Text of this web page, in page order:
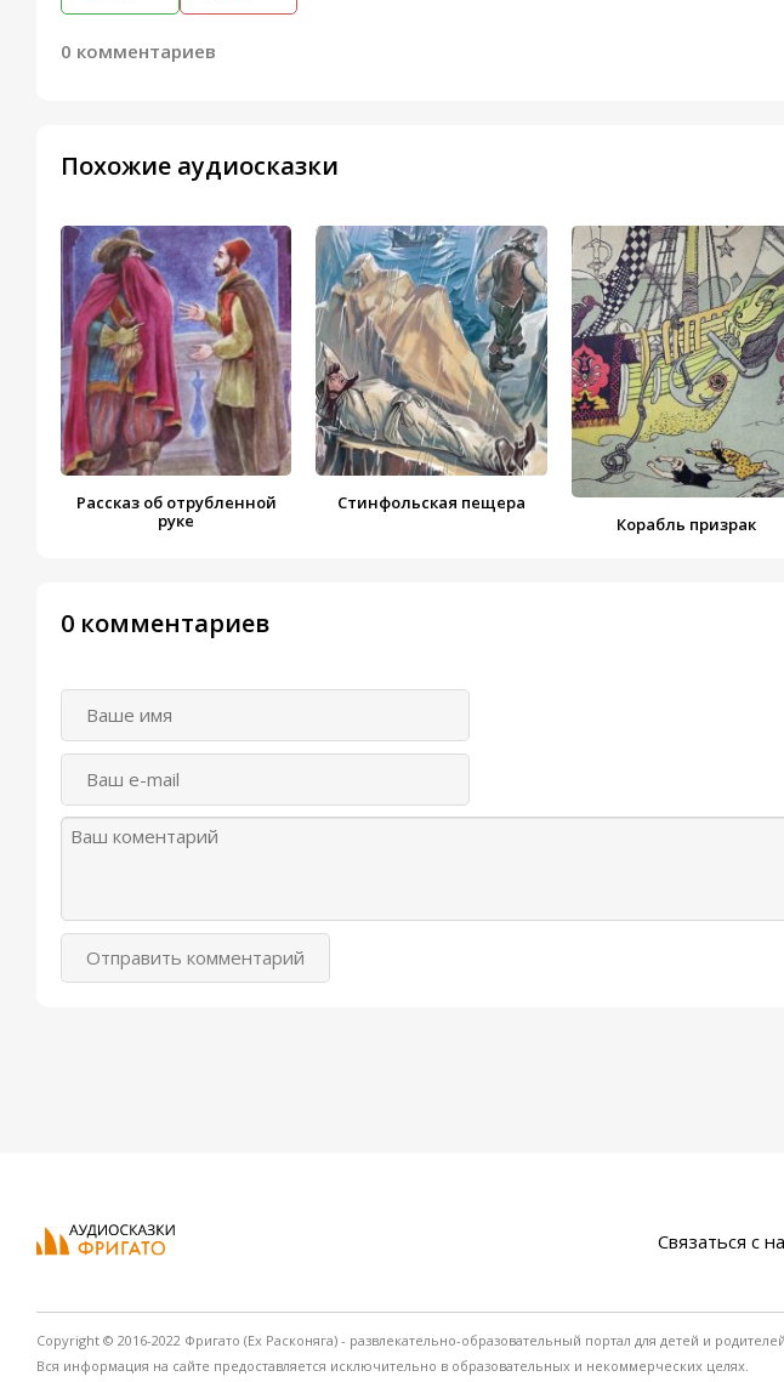
0 комментариев
Похожие аудиосказки
Рассказ об отрубленной
руке
Стинфольская пещера
Корабль призрак
0 комментариев
Отправить комментарий
Связаться с
Copyright © 2016-2022 Фригато (Ex Расконяга) - развлекательно-образовательный портал для детей и
Вся информация на сайте предоставляется исключительно в образовательных и некоммерческих целях.